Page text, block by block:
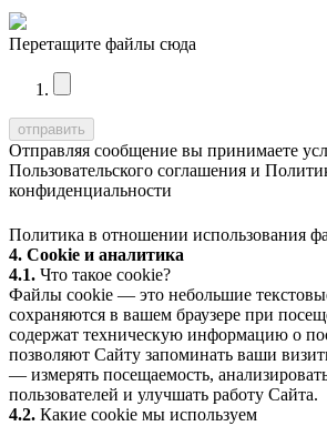
Перетащите файлы сюда
Отправляя сообщение вы принимаете
Пользовательского соглашения и
конфиденциальности
Политика в отношении использования
4. Cookie и аналитика
4.1. Что такое cookie?
Файлы cookie — это небольшие
сохраняются в вашем браузере при
содержат техническую информацию о
позволяют Сайту запоминать ваши
— измерять посещаемость,
пользователей и улучшать работу Сайта.
4.2. Какие cookie мы используем